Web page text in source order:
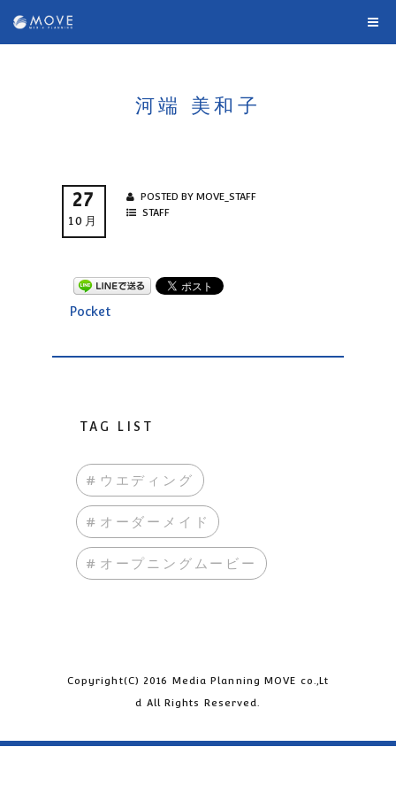
河端 美和子
27
10月
POSTED BY MOVE_STAFF
STAFF
Pocket
TAG LIST
#ウエディング
#オーダーメイド
#オープニングムービー
Copyright(C) 2016 Media Planning MOVE co.,Lt
d All Rights Reserved.